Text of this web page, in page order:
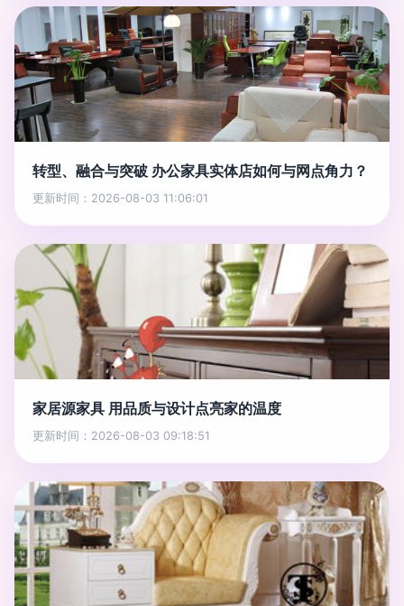
转型、融合与突破 办公家具实体店如何与网点角力？
更新时间：2026-08-03 11:06:01
家居源家具 用品质与设计点亮家的温度
更新时间：2026-08-03 09:18:51